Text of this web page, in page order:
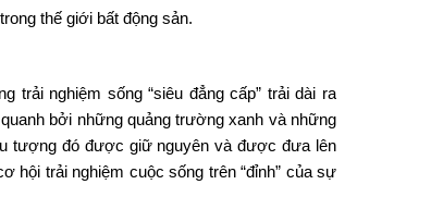
thế giới bất động sản.
trải nghiệm sống “siêu đẳng cấp” trải dài ra
bởi những quảng trường xanh và những
tượng đó được giữ nguyên và được đưa lên
hội trải nghiệm cuộc sống trên “đỉnh” của sự